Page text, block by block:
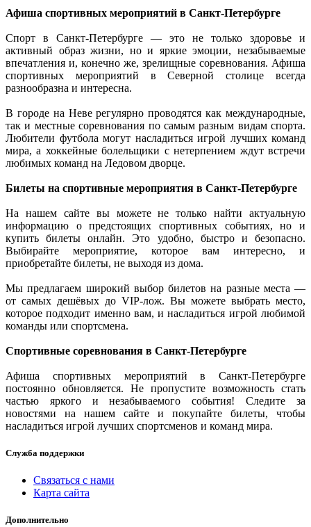
Афиша спортивных мероприятий в Санкт-Петербурге
Спорт в Санкт-Петербурге — это не только здоровье и
активный образ жизни, но и яркие эмоции, незабываемые
впечатления и, конечно же, зрелищные соревнования. Афиша
спортивных мероприятий в Северной столице всегда
разнообразна и интересна.
В городе на Неве регулярно проводятся как международные,
так и местные соревнования по самым разным видам спорта.
Любители футбола могут насладиться игрой лучших команд
мира, а хоккейные болельщики с нетерпением ждут встречи
любимых команд на Ледовом дворце.
Билеты на спортивные мероприятия в Санкт-Петербурге
На нашем сайте вы можете не только найти актуальную
информацию о предстоящих спортивных событиях, но и
купить билеты онлайн. Это удобно, быстро и безопасно.
Выбирайте мероприятие, которое вам интересно, и
приобретайте билеты, не выходя из дома.
Мы предлагаем широкий выбор билетов на разные места —
от самых дешёвых до VIP-лож. Вы можете выбрать место,
которое подходит именно вам, и насладиться игрой любимой
команды или спортсмена.
Спортивные соревнования в Санкт-Петербурге
Афиша спортивных мероприятий в Санкт-Петербурге
постоянно обновляется. Не пропустите возможность стать
частью яркого и незабываемого события! Следите за
новостями на нашем сайте и покупайте билеты, чтобы
насладиться игрой лучших спортсменов и команд мира.
Служба поддержки
Связаться с нами
Карта сайта
Дополнительно